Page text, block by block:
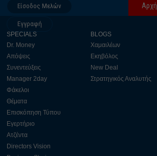
Είσοδος Μελών
Εγγραφή
Αρχή
SPECIALS
Dr. Money
Απόψεις
Συνεντεύξεις
Manager 2day
Φάκελοι
Θέματα
Επισκόπηση Τύπου
Εγερτήριο
Ατζέντα
Directors Vision
BLOGS
Χαμαιλέων
Εκηβόλος
New Deal
Στρατηγικός Αναλυτής